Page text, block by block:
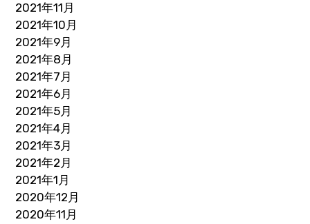
2021年11月
2021年10月
2021年9月
2021年8月
2021年7月
2021年6月
2021年5月
2021年4月
2021年3月
2021年2月
2021年1月
2020年12月
2020年11月